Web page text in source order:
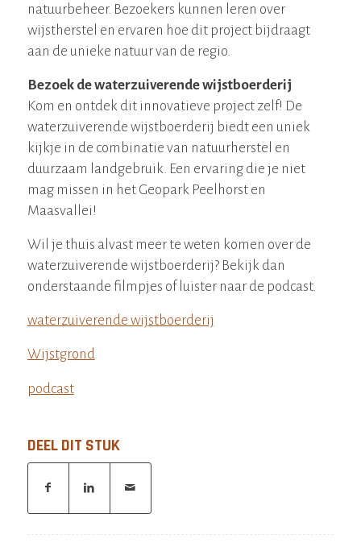
natuurbeheer. Bezoekers kunnen leren over
wijstherstel en ervaren hoe dit project bijdraagt
aan de unieke natuur van de regio.
Bezoek de waterzuiverende wijstboerderij
Kom en ontdek dit innovatieve project zelf! De
waterzuiverende wijstboerderij biedt een uniek
kijkje in de combinatie van natuurherstel en
duurzaam landgebruik. Een ervaring die je niet
mag missen in het Geopark Peelhorst en
Maasvallei!
Wil je thuis alvast meer te weten komen over de
waterzuiverende wijstboerderij? Bekijk dan
onderstaande filmpjes of luister naar de podcast.
waterzuiverende wijstboerderij
Wijstgrond
podcast
DEEL DIT STUK